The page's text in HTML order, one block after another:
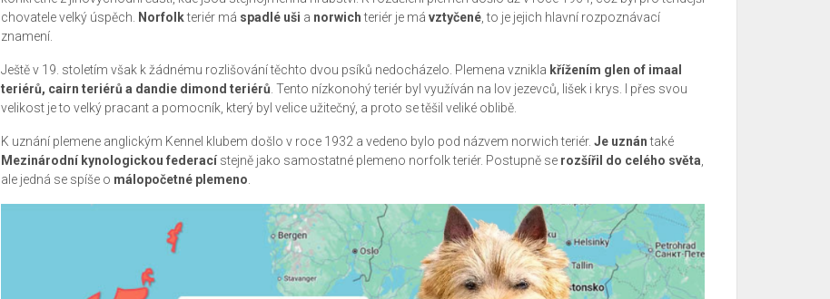
chovatele velký úspěch.
Norfolkteriér má spadlé uši a norwichteriér je má vztyčené, to je jejich hlavní rozpoznávací
znamení.
Ještě v 19. stoletím však k žádnému rozlišování těchto dvou psíků nedocházelo. Plemena vznikla křížením glen of imaal
teriérů, cairn teriérů a dandie dimond teriérů . Tento nízkonohý teriér byl využíván na lov jezevců, lišek i krys. I přes svou
velikost je to velký pracant a pomocník, který byl velice užitečný, a proto se těšil veliké oblibě.
K uznání plemene anglickým Kennel klubem došlo v roce 1932 a vedeno bylo pod názvem norwich teriér. Je uznántaké
Mezinárodní kynologickou federací stejně jako samostatné plemeno norfolk teriér. Postupně se rozšířil do celého světa
ale jedná se spíše o málopočetné plemeno